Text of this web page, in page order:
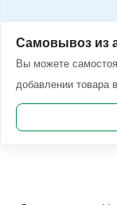
Самовывоз из
Вы можете
добавлении товара